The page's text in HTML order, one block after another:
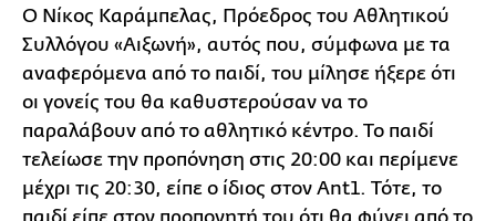
Ο Νίκος Καράμπελας, Πρόεδρος του Αθλητικού
Συλλόγου «Αιξωνή», αυτός που, σύμφωνα με τα
αναφερόμενα από το παιδί, του μίλησε ήξερε ότι
οι γονείς του θα καθυστερούσαν να το
παραλάβουν από το αθλητικό κέντρο. Το παιδί
τελείωσε την προπόνηση στις 20:00 και περίμενε
μέχρι τις 20:30, είπε ο ίδιος στον Ant1. Τότε, το
παιδί είπε στον προπονητή του ότι θα φύγει από το